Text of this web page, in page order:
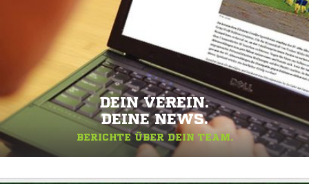
DEIN VEREIN.
DEINE NEWS.
BERICHTE ÜBER DEIN TEAM.